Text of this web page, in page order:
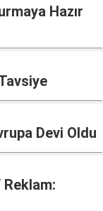
Hazır
Devi Oldu